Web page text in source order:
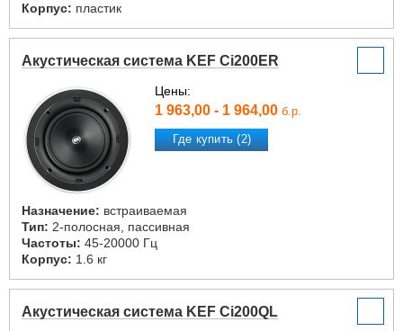
Корпус: пластик
Акустическая система KEF Ci200ER
Цены:
1 963,00 - 1 964,00 б.р.
Где купить (2)
Назначение: встраиваемая
Тип: 2-полосная, пассивная
Частоты: 45-20000 Гц
Корпус: 1.6 кг
Акустическая система KEF Ci200QL